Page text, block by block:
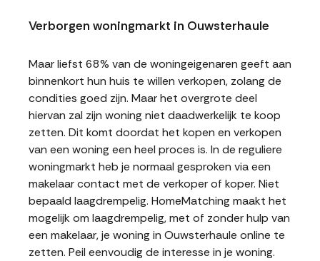
Verborgen woningmarkt in Ouwsterhaule
Maar liefst 68% van de woningeigenaren geeft aan
binnenkort hun huis te willen verkopen, zolang de
condities goed zijn. Maar het overgrote deel
hiervan zal zijn woning niet daadwerkelijk te koop
zetten. Dit komt doordat het kopen en verkopen
van een woning een heel proces is. In de reguliere
woningmarkt heb je normaal gesproken via een
makelaar contact met de verkoper of koper. Niet
bepaald laagdrempelig. HomeMatching maakt het
mogelijk om laagdrempelig, met of zonder hulp van
een makelaar, je woning in Ouwsterhaule online te
zetten. Peil eenvoudig de interesse in je woning.